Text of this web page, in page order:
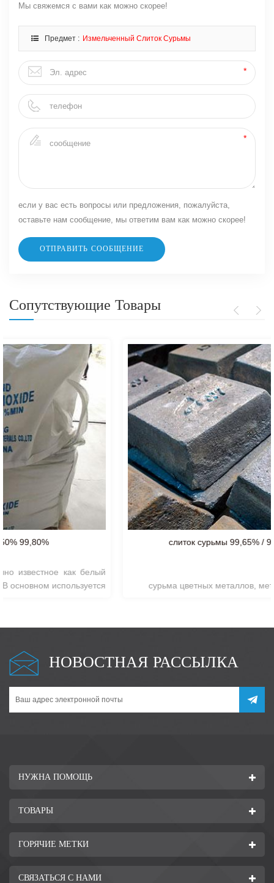
Мы свяжемся с вами как можно скорее!
Предмет : Измельченный Слиток Сурьмы
если у вас есть вопросы или предложения, пожалуйста,
оставьте нам сообщение, мы ответим вам как можно скорее!
Сопутствующие Товары
слиток сурьмы 99,65% / 99,85% / 99,90%
сурьма цветных металлов, металлическая сурьма,
температуре. нерастворим в воде и обычно не реагирует с
НОВОСТНАЯ РАССЫЛКА
НУЖНА ПОМОЩЬ
ТОВАРЫ
ГОРЯЧИЕ МЕТКИ
СВЯЗАТЬСЯ С НАМИ